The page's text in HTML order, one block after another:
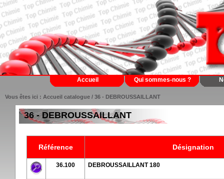
Accueil Qui sommes-nous ?
Vous êtes ici : Accueil catalogue / 36 - DEBROUSSAILLANT
36 - DEBROUSSAILLANT
Référence Désignation
36.100 DEBROUSSAILLANT 180